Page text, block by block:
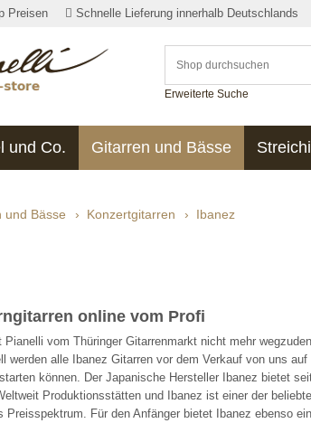
Preisen Schnelle Lieferung innerhalb Deutschlands
Erweiterte Suche
und Co. Gitarren und Bässe
und Bässe › Konzertgitarren › Ibanez
online vom Profi
vom Thüringer Gitarrenmarkt nicht mehr
werden alle Ibanez Gitarren vor dem Verkauf von uns
können. Der Japanische Hersteller Ibanez bietet
Produktionsstätten und Ibanez ist einer der
Preisspektrum. Für den Anfänger bietet Ibanez ebenso